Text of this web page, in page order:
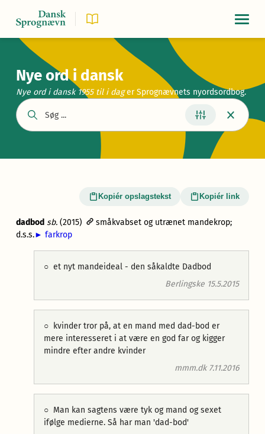
Nye ord i dansk
Nye ord i dansk 1955 til i dager Sprognævnets nyordsordbog.
Kopiér opslagstekst Kopiér link
dadbod sb.(2015)
småkvabset og utrænet mandekrop;
d.s.s.► farkrop
○ et nyt mandeideal - den såkaldte Dadbod
Berlingske 15.5.2015
○ kvinder tror på, at en mand med dad-bod er
mere interesseret i at være en god far og kigger
mindre efter andre kvinder
mmm.dk 7.11.2016
○ Man kan sagtens være tyk og mand og sexet
ifølge medierne. Så har man 'dad-bod'